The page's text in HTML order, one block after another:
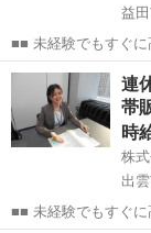
益
■■ 未経験でもすぐに
なので、すぐに高収
なんてキャリアアップも目指せます
録!! ■■...
島根 益田市
連
帯
時
株
出
■■ 未経験でもすぐに